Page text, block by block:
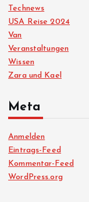
Technews
USA Reise 2024
Van
Veranstaltungen
Wissen
Zara und Kael
Meta
Anmelden
Eintrags-Feed
Kommentar-Feed
WordPress.org